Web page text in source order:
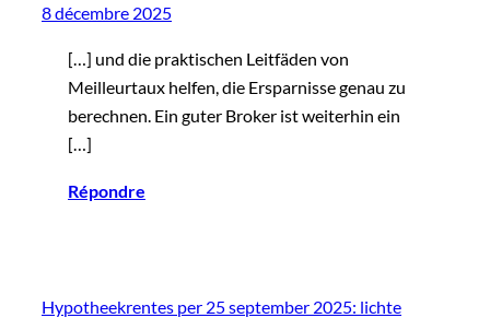
8 décembre 2025
[…] und die praktischen Leitfäden von
Meilleurtaux helfen, die Ersparnisse genau zu
berechnen. Ein guter Broker ist weiterhin ein
[…]
Répondre
Hypotheekrentes per 25 september 2025: lichte